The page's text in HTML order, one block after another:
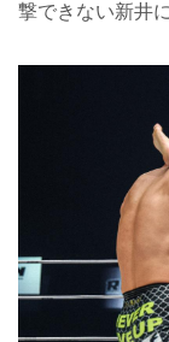
撃できない新井